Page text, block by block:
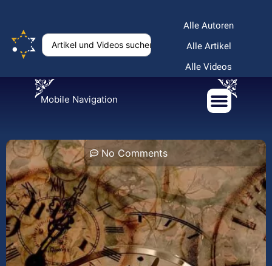
Alle Autoren
Alle Artikel
Alle Videos
Mobile Navigation
No Comments